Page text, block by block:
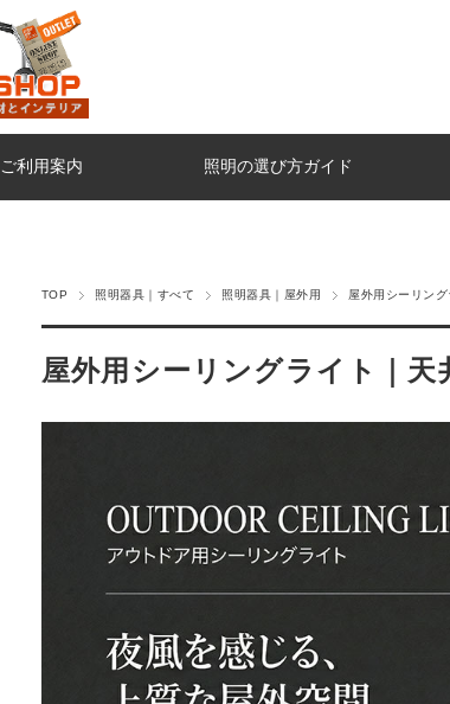
ご利用案内 照明の選び方ガイド
TOP 照明器具｜すべて 照明器具｜屋外用 屋外用シーリング
屋外用シーリングライト｜天